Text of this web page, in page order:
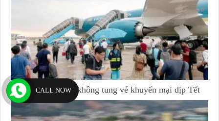
Lần đầu tiên hàng không tung vé khuyến mại dịp Tết
CALL NOW